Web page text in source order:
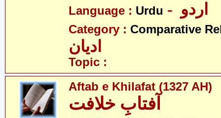
Language : Urdu
Category : Comparative
ادیان
Topic :
Aftab e Khilafat (1327 AH)
آفتابِ خلافت